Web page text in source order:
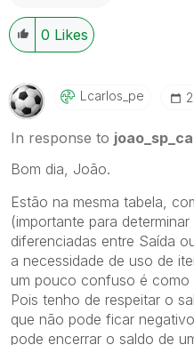
0 Likes
Lcarlos_pe
In response to
Bom dia, João.
Estão na mesma tabela,
(importante para
diferenciadas entre Saída
a necessidade de uso de
um pouco confuso é como
Pois tenho de respeitar o
que não pode ficar
pode encerrar o saldo de